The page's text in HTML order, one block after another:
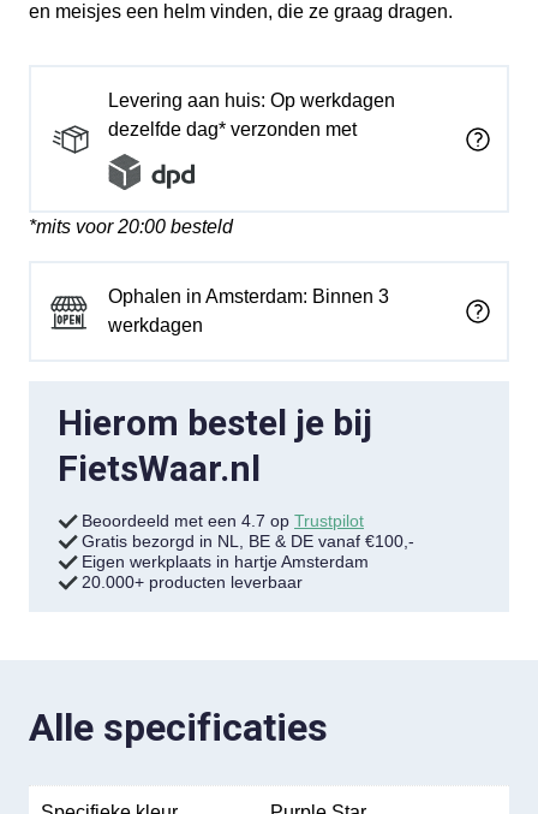
en meisjes een helm vinden, die ze graag dragen.
Levering aan huis: Op werkdagen
dezelfde dag* verzonden met
*mits voor 20:00 besteld
Ophalen in Amsterdam: Binnen 3
werkdagen
Hierom bestel je bij
FietsWaar.nl
Beoordeeld met een 4.7 op Trustpilot
Gratis bezorgd in NL, BE & DE vanaf €100,-
Eigen werkplaats in hartje Amsterdam
20.000+ producten leverbaar
Alle specificaties